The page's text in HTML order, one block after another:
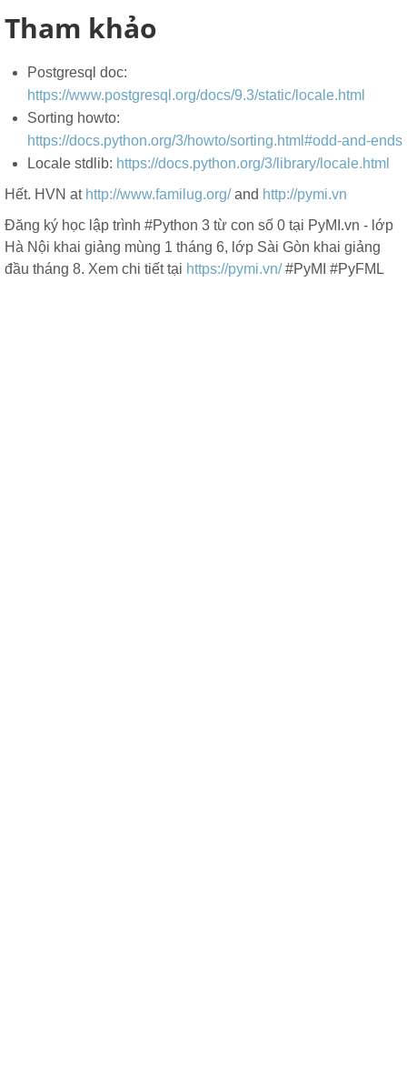
Tham khảo
Postgresql doc:
https://www.postgresql.org/docs/9.3/static/locale.html
Sorting howto:
https://docs.python.org/3/howto/sorting.html#odd-and-ends
Locale stdlib: https://docs.python.org/3/library/locale.html
Hết. HVN at http://www.familug.org/and http://pymi.vn
Đăng ký học lập trình #Python 3 từ con số 0 tại PyMI.vn - lớp
Hà Nội khai giảng mùng 1 tháng 6, lớp Sài Gòn khai giảng
đầu tháng 8. Xem chi tiết tại https://pymi.vn/#PyMI #PyFML